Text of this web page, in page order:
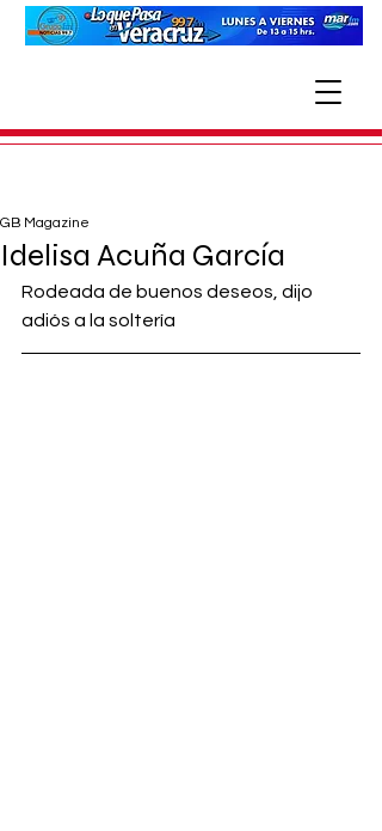
Idelisa Acuña García
GB Magazine
Rodeada de buenos deseos, dijo
adiós a la soltería